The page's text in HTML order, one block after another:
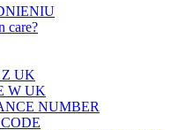
care?
UK
W UK
NUMBER